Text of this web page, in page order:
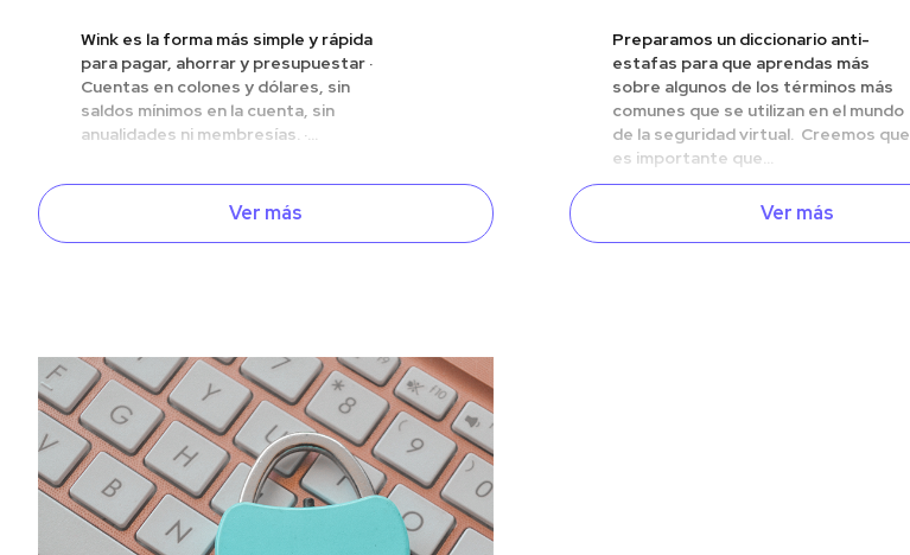
Wink es la forma más simple y rápida
para pagar, ahorrar y presupuestar ·
Cuentas en colones y dólares, sin
saldos mínimos en la cuenta, sin
anualidades ni membresías. ·...
Ver más
Preparamos un diccionario anti-
estafas para que aprendas más
sobre algunos de los términos más
comunes que se utilizan en el mundo
de la seguridad virtual. Creemos que
es importante que...
Ver más